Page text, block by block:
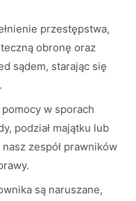
przestępstwa,
obronę oraz
sądem, starając się
w sporach
podział majątku lub
zespół prawników
są naruszane,